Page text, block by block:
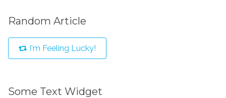
Random Article
I'm Feeling Lucky!
Some Text Widget